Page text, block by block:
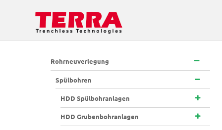
Rohrneuverlegung
Spülbohren
HDD Spülbohranlagen
HDD Grubenbohranlagen